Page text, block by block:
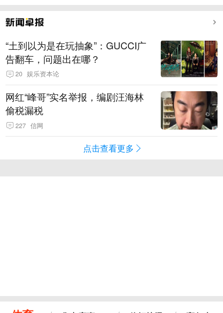
“土到以为是在玩抽象”：GUCCI广
告翻车，问题出在哪？
20 娱乐资本论
网红“峰哥”实名举报，编剧汪海林
偷税漏税
227 信网
点击查看更多